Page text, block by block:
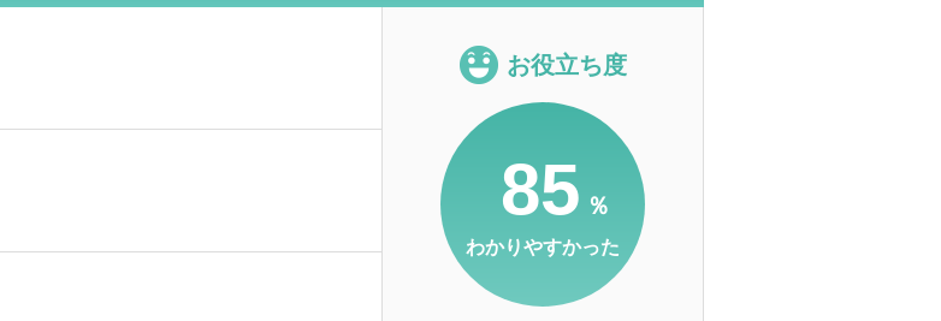
お役立ち度
85 ％
わかりやすかった